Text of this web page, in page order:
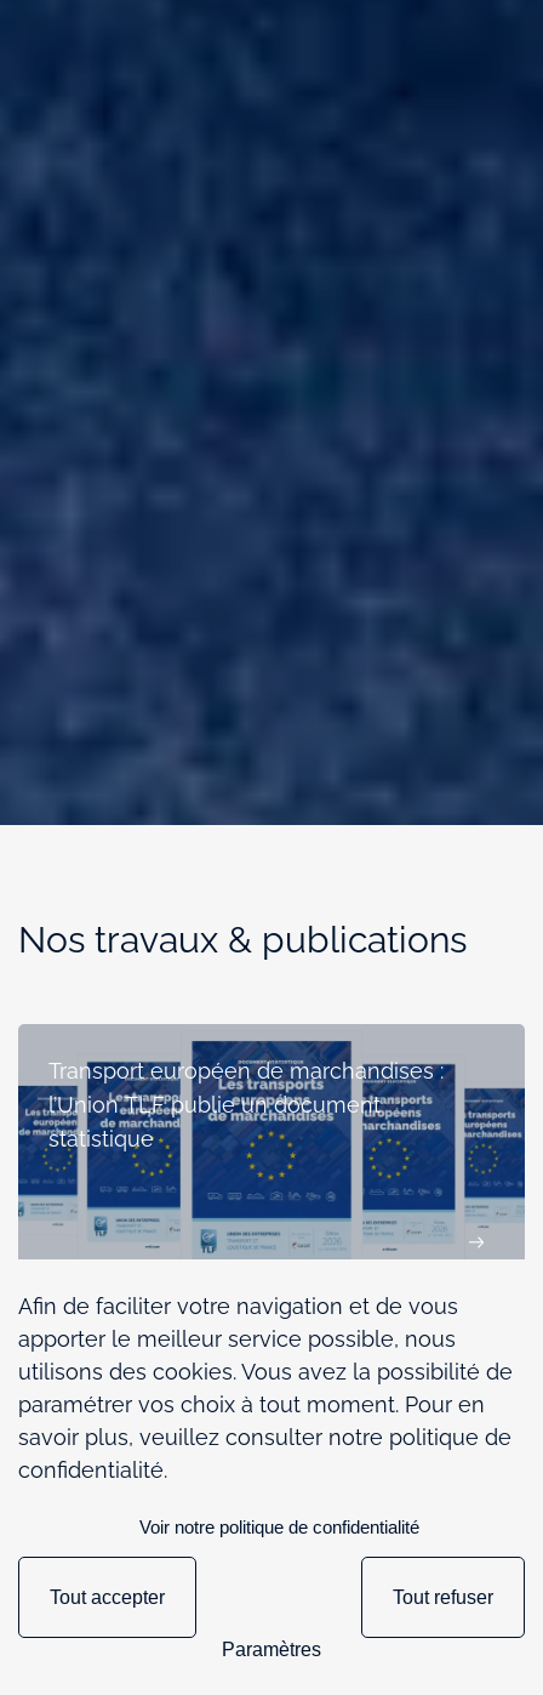
Nos travaux & publications
Transport européen de marchandises :
l’Union TLF publie un document
statistique
Conjoncture du transport routier de
marchandises : une activité qui résiste
dans un environnement toujours sous
tension
ÉTUDE ! Le transport de
marchandises et la logistique, pilier de
Afin de faciliter votre navigation et de vous
apporter le meilleur service possible, nous
utilisons des cookies. Vous avez la possibilité de
paramétrer vos choix à tout moment. Pour en
savoir plus, veuillez consulter notre politique de
confidentialité.
Tout accepter Tout refuser
Paramètres
Voir notre politique de confidentialité